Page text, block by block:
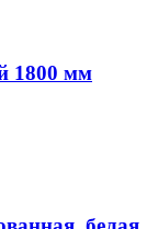
1800 мм